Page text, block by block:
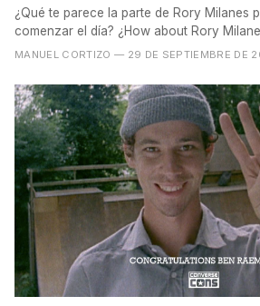
¿Qué te parece la parte de Rory Milanes
comenzar el día? ¿How about
MANUEL CORTIZO — 29 DE SEPTIEMBRE DE